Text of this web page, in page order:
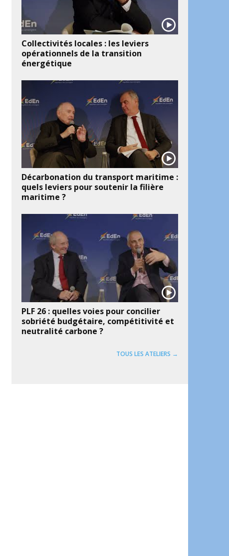
Collectivités locales : les leviers
opérationnels de la transition
énergétique
Décarbonation du transport maritime :
quels leviers pour soutenir la filière
maritime ?
PLF 26 : quelles voies pour concilier
sobriété budgétaire, compétitivité et
neutralité carbone ?
TOUS LES ATELIERS →